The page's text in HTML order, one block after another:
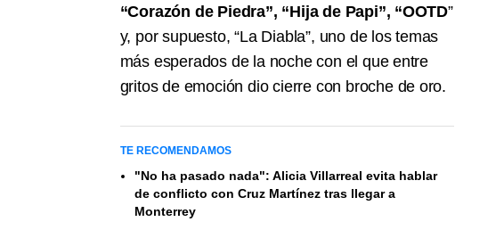
“Corazón de Piedra”, “Hija de Papi”, “OOTD”
y, por supuesto, “La Diabla”, uno de los temas
más esperados de la noche con el que entre
gritos de emoción dio cierre con broche de oro.
TE RECOMENDAMOS
"No ha pasado nada": Alicia Villarreal evita hablar
de conflicto con Cruz Martínez tras llegar a
Monterrey